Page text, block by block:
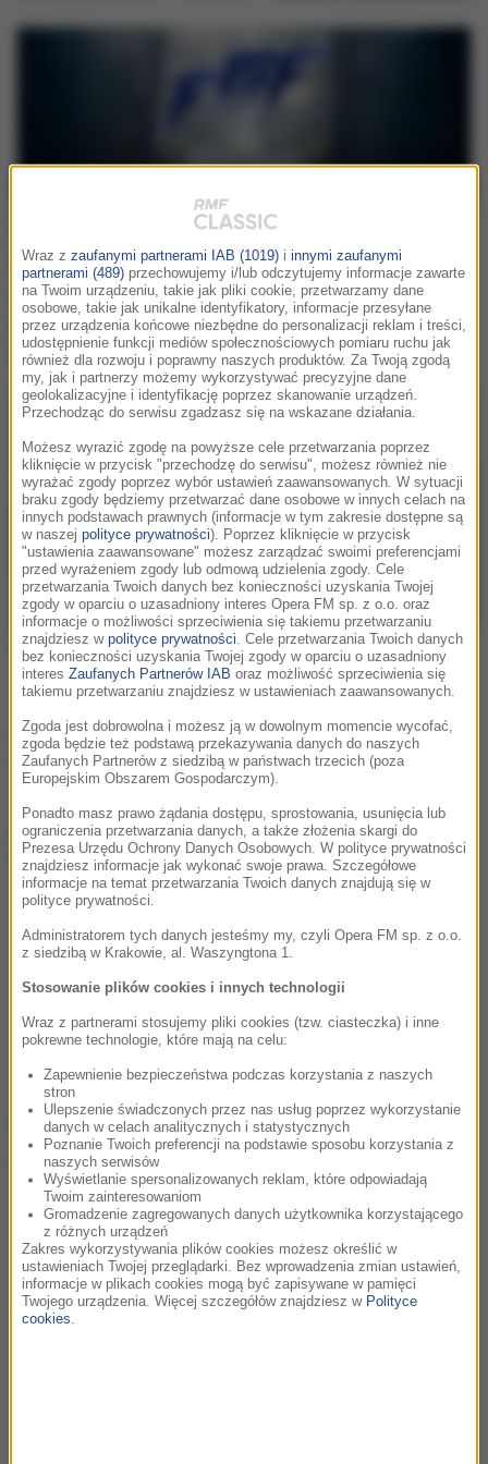
Strefy RMF Classic podczas
Festiwalu Muzyki Filmowej!
Serdecznie zapraszamy do naszych stref podczas
tegorocznego, 19. Festiwalu Muzyki Filmowej w
Krakowie.
Festiwal Muzyki Filmowej / fot.Adrian Pallasch
16 maja – strefa w klimacie „Bridgertonów” alive od 18:30
W sobotę nasza strefa znajdzie się wewnątrz TAURON Areny
Kraków, tradycyjnie po lewej stronie od głównego wejścia.
Tego dnia zapraszamy do świata inspirowanego serialem
Bridgertonowie — będzie romantycznie, elegancko i bardzo
filmowo. Na słuchaczy czekać będzie:
retro budka fotograficzna,
specjalna strefa zdjęć,
bridgertonowe akcenty,
oraz kwiaty, które będzie można podarować swojej
17 maja – uniwersum młodego czarodzieja a
konkursy na żywo
W sobotę spotykamy się przed głównym wejściem do
TAURON Areny Kraków.
Tym razem przeniesiemy się do świata inspirowanego
uniwersum Harry’ego Pottera. W strefie RMF Classic pojawią
się:
konkursy,
Wraz z zaufanymi partnerami IAB (1019) i innymi zaufanymi
partnerami (489) przechowujemy i/lub odczytujemy informacje zawarte
na Twoim urządzeniu, takie jak pliki cookie, przetwarzamy dane
osobowe, takie jak unikalne identyfikatory, informacje przesyłane
przez urządzenia końcowe niezbędne do personalizacji reklam i treści,
udostępnienie funkcji mediów społecznościowych pomiaru ruchu jak
również dla rozwoju i poprawny naszych produktów. Za Twoją zgodą
my, jak i partnerzy możemy wykorzystywać precyzyjne dane
geolokalizacyjne i identyfikację poprzez skanowanie urządzeń.
Przechodząc do serwisu zgadzasz się na wskazane działania.
Możesz wyrazić zgodę na powyższe cele przetwarzania poprzez
kliknięcie w przycisk "przechodzę do serwisu", możesz również nie
wyrażać zgody poprzez wybór ustawień zaawansowanych. W sytuacji
braku zgody będziemy przetwarzać dane osobowe w innych celach na
innych podstawach prawnych (informacje w tym zakresie dostępne są
w naszej polityce prywatności). Poprzez kliknięcie w przycisk
"ustawienia zaawansowane" możesz zarządzać swoimi preferencjami
przed wyrażeniem zgody lub odmową udzielenia zgody. Cele
przetwarzania Twoich danych bez konieczności uzyskania Twojej
zgody w oparciu o uzasadniony interes Opera FM sp. z o.o. oraz
informacje o możliwości sprzeciwienia się takiemu przetwarzaniu
znajdziesz w polityce prywatności . Cele przetwarzania Twoich danych
bez konieczności uzyskania Twojej zgody w oparciu o uzasadniony
interes Zaufanych Partnerów IAB oraz możliwość sprzeciwienia się
takiemu przetwarzaniu znajdziesz w ustawieniach zaawansowanych.
Zgoda jest dobrowolna i możesz ją w dowolnym momencie wycofać,
zgoda będzie też podstawą przekazywania danych do naszych
Zaufanych Partnerów z siedzibą w państwach trzecich (poza
Europejskim Obszarem Gospodarczym).
Ponadto masz prawo żądania dostępu, sprostowania, usunięcia lub
ograniczenia przetwarzania danych, a także złożenia skargi do
Prezesa Urzędu Ochrony Danych Osobowych. W polityce prywatności
znajdziesz informacje jak wykonać swoje prawa. Szczegółowe
informacje na temat przetwarzania Twoich danych znajdują się w
polityce prywatności.
Administratorem tych danych jesteśmy my, czyli Opera FM sp. z o.o.
z siedzibą w Krakowie, al. Waszyngtona 1.
Stosowanie plików cookies i innych technologii
Wraz z partnerami stosujemy pliki cookies (tzw. ciasteczka) i inne
pokrewne technologie, które mają na celu:
Zapewnienie bezpieczeństwa podczas korzystania z naszych
stron
Ulepszenie świadczonych przez nas usług poprzez wykorzystanie
danych w celach analitycznych i statystycznych
Poznanie Twoich preferencji na podstawie sposobu korzystania z
naszych serwisów
Wyświetlanie spersonalizowanych reklam, które odpowiadają
Twoim zainteresowaniom
Gromadzenie zagregowanych danych użytkownika korzystającego
z różnych urządzeń
Zakres wykorzystywania plików cookies możesz określić w
ustawieniach Twojej przeglądarki. Bez wprowadzenia zmian ustawień,
informacje w plikach cookies mogą być zapisywane w pamięci
Twojego urządzenia. Więcej szczegółów znajdziesz w Polityce
cookies